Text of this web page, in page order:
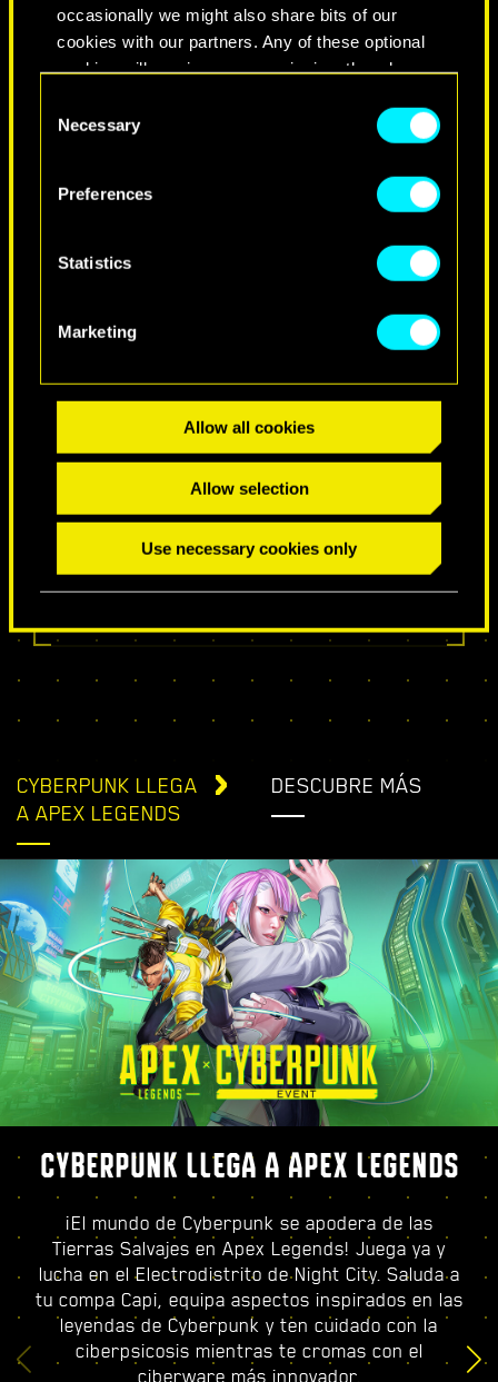
occasionally we might also share bits of our
cookies with our partners. Any of these optional
cookies will require your permission, though.
You’ll find all the details regarding our use of
cookies and tweak your preferences regarding
Selection
Necessary
Preferences
Statistics
Marketing
Allow all cookies
Allow selection
Use necessary cookies only
NEVER FADE AWAY
DESEOS ESPECIALES DE CUMPLEAÑOS
CYBERPUNK LLEGA
A APEX LEGENDS
DESCUBRE MÁS
CYBERPUNK LLEGA A APEX LEGENDS
¡El mundo de Cyberpunk se apodera de las
Tierras Salvajes en Apex Legends! Juega ya y
lucha en el Electrodistrito de Night City. Saluda a
tu compa Capi, equipa aspectos inspirados en las
leyendas de Cyberpunk y ten cuidado con la
ciberpsicosis mientras te cromas con el
ciberware más innovador.